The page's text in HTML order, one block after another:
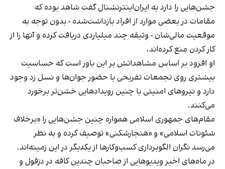
جشن‌هایی را دارد به ایران‌اینترنشنال گفت شاهد بوده که
مقامات در بعضی موارد از افراد بازداشت‌‌شده - بدون توجه به
موقعیت مالی‌شان - وثیقه چند میلیاردی دریافت کرده و آنها را از
کار کردن منع کرده‌اند.
او افزود بر اساس مشاهداتش بر این باور است که حساسیت
بیشتری روی تجمعات تفریحی با حضور جوان‌ها و نسل زد وجود
دارد و نیروهای امنیتی با چنین رویدادهایی خشن‌تر برخورد
می‌کنند.
مقام‌های جمهوری اسلامی همواره چنین جشن‌هایی را «برخلاف
شئونات اسلامی» و «هنجارشکنی» توصیف کرده و به نظر
می‌رسد نگران الگوبرداری کسب‌وکارها از یکدیگر در این زمینه‌اند.
در ماه‌های اخیر ویدیوهایی از صاحبان چندین کافه در دزفول و